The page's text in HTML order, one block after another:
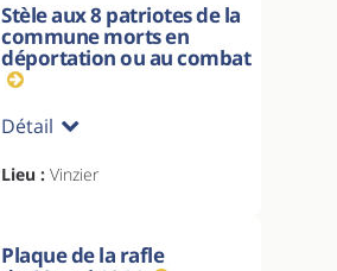
Stèle aux 8 patriotes de la
commune morts en
déportation ou au combat
Détail
Lieu : Vinzier
Plaque de la rafle